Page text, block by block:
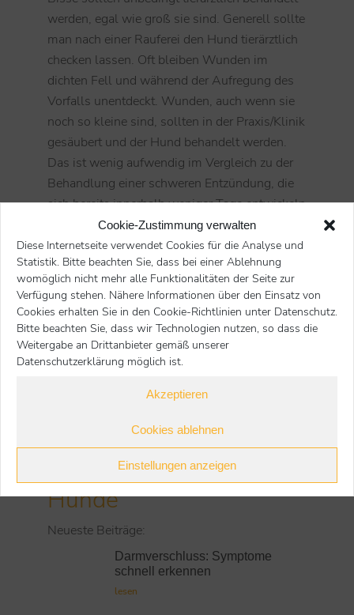
Cookie-Zustimmung verwalten
Diese Internetseite verwendet Cookies für die Analyse und
Statistik. Bitte beachten Sie, dass bei einer Ablehnung
womöglich nicht mehr alle Funktionalitäten der Seite zur
Verfügung stehen. Nähere Informationen über den Einsatz von
Cookies erhalten Sie in den Cookie-Richtlinien unter Datenschutz.
Bitte beachten Sie, dass wir Technologien nutzen, so dass die
Weitergabe an Drittanbieter gemäß unserer
Datenschutzerklärung möglich ist.
Akzeptieren
Cookies ablehnen
Einstellungen anzeigen
werden, egal wie groß sie sind. Generell sollte
man nach einer Rauferei den Hund tierärztlich
checken lassen. Oft bleiben Wunden im
dichten Fell und während der Aufregung des
Vorfalls unentdeckt. Wunden, auch wenn sie
noch so kleine sind, sollten in der Praxis/Klinik
gesäubert und der Hund behandelt werden.
Das ist wenig aufwendig im Vergleich zu der
Behandlung einer schweren Entzündung, die
sich bereits innerhalb weniger Tage entwickeln
kann. Auch Erkrankungen können durch Bisse
übertragen werden.
Sie befinden sich hier:
Start Hunde
Sonstige Themen
Kurze Rauferei? Tierärztlicher Check!
Voriger Beitrag
Nächster Beitrag
zurück
Hunde
Neueste Beiträge:
Darmverschluss: Symptome
schnell erkennen
lesen